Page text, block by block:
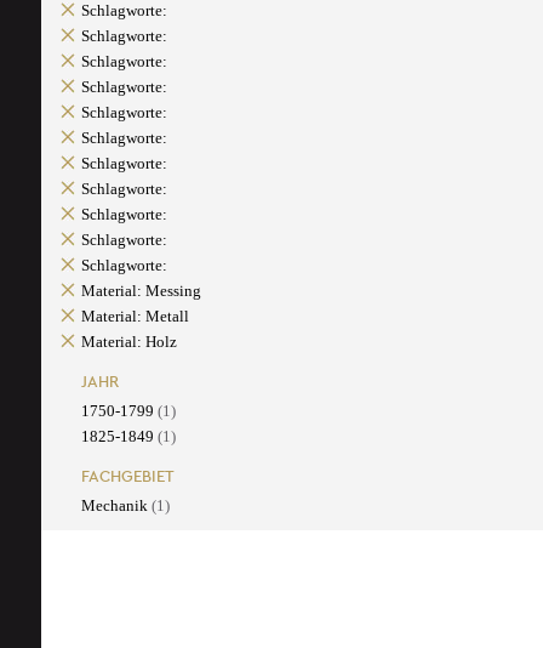
Schlagworte:
Schlagworte:
Schlagworte:
Schlagworte:
Schlagworte:
Schlagworte:
Schlagworte:
Schlagworte:
Schlagworte:
Schlagworte:
Schlagworte:
Material: Messing
Material: Metall
Material: Holz
JAHR
1750-1799 (1)
1825-1849 (1)
FACHGEBIET
Mechanik (1)